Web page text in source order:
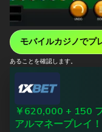
モバイルカジノでプ
あることを確認します。
￥620,000 + 150
アルマネープレイ！